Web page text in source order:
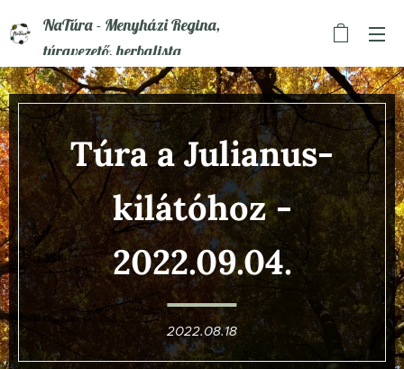
NaTúra - Menyházi Regina,
túravezető, herbalista
Túra a Julianus-
kilátóhoz-
2022.09.04.
2022.08.18